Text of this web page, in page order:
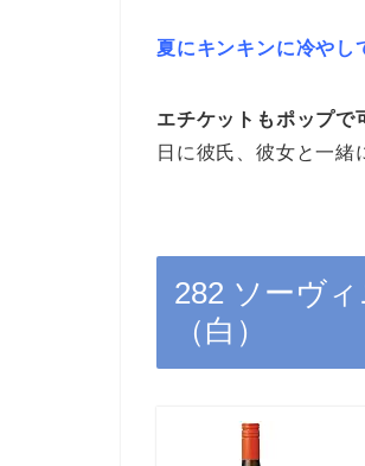
夏にキンキンに冷やし
エチケットもポップで
日に彼氏、彼女と一
282 ソーヴ
（白）